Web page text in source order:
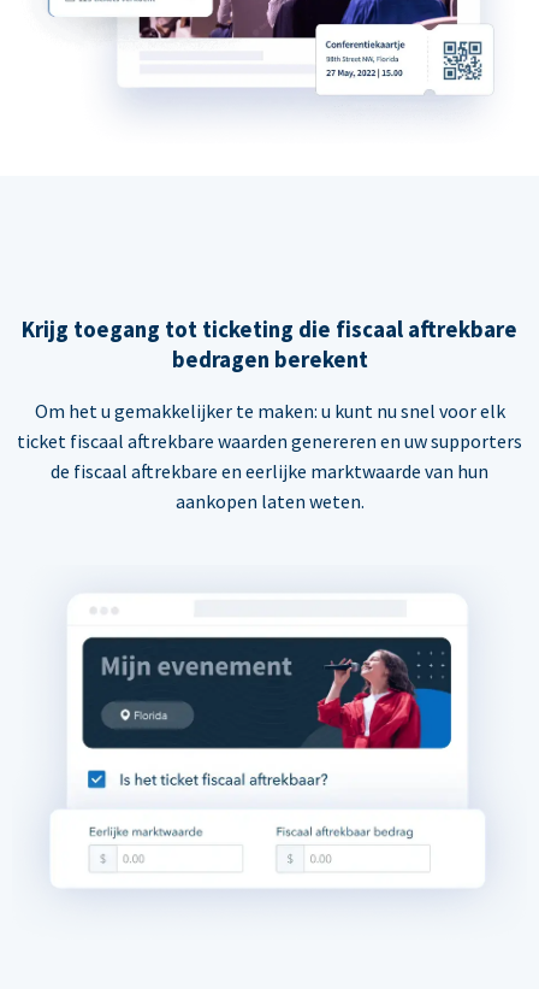
Krijg toegang tot ticketing die fiscaal aftrekbare
bedragen berekent
Om het u gemakkelijker te maken: u kunt nu snel voor elk
ticket fiscaal aftrekbare waarden genereren en uw supporters
de fiscaal aftrekbare en eerlijke marktwaarde van hun
aankopen laten weten.